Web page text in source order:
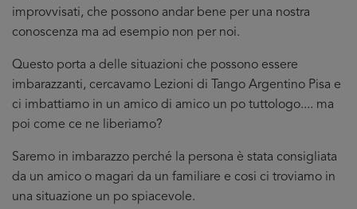
improvvisati, che possono andar bene per una nostra
conoscenza ma ad esempio non per noi.
Questo porta a delle situazioni che possono essere
imbarazzanti, cercavamo Lezioni di Tango Argentino Pisa e
ci imbattiamo in un amico di amico un po tuttologo.... ma
poi come ce ne liberiamo?
Saremo in imbarazzo perché la persona è stata consigliata
da un amico o magari da un familiare e cosi ci troviamo in
una situazione un po spiacevole.